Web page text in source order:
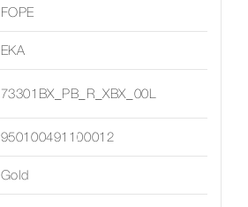
FOPE
EKA
73301BX_PB_R_XBX_00L
950100491100012
Gold